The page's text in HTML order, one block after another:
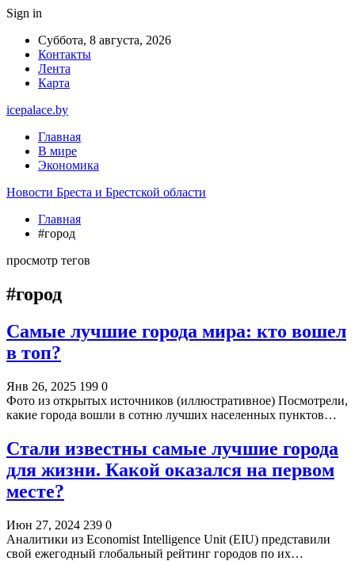
Sign in
Суббота, 8 августа, 2026
Контакты
Лента
Карта
icepalace.by
Главная
В мире
Экономика
Новости Бреста и Брестской области
Главная
#город
просмотр тегов
#город
Самые лучшие города мира: кто вошел
в топ?
Янв 26, 2025 199 0
Фото из открытых источников (иллюстративное) Посмотрели,
какие города вошли в сотню лучших населенных пунктов…
Стали известны самые лучшие города
для жизни. Какой оказался на первом
месте?
Июн 27, 2024 239 0
Аналитики из Economist Intelligence Unit (EIU) представили
свой ежегодный глобальный рейтинг городов по их…